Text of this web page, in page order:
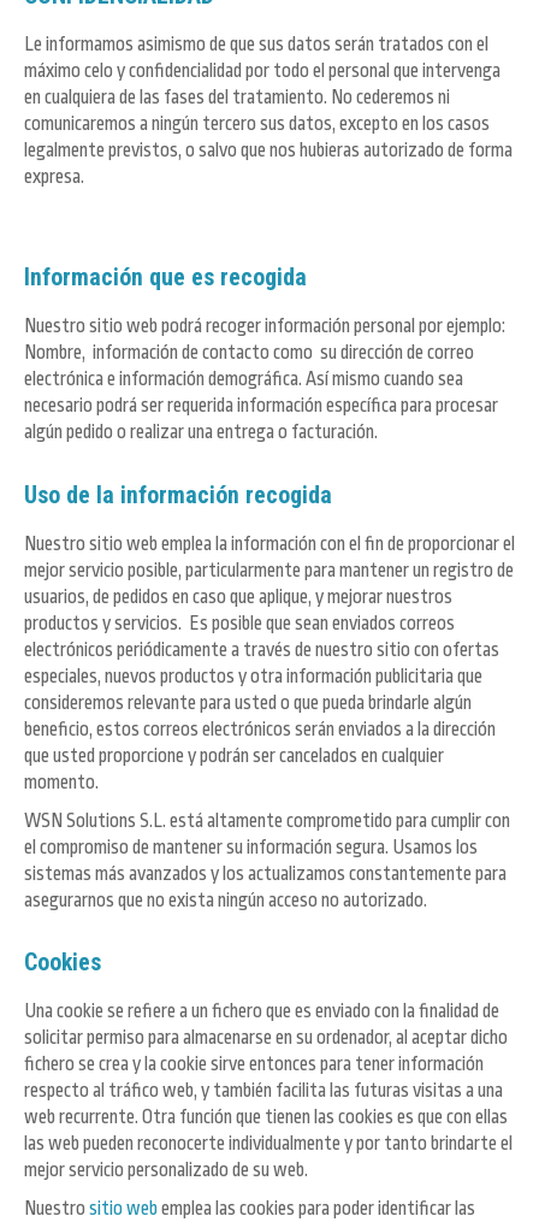
Le informamos asimismo de que sus datos serán tratados con el
máximo celo y confidencialidad por todo el personal que intervenga
en cualquiera de las fases del tratamiento. No cederemos ni
comunicaremos a ningún tercero sus datos, excepto en los casos
legalmente previstos, o salvo que nos hubieras autorizado de forma
expresa.
Información que es recogida
Nuestro sitio web podrá recoger información personal por ejemplo:
Nombre, información de contacto como su dirección de correo
electrónica e información demográfica. Así mismo cuando sea
necesario podrá ser requerida información específica para procesar
algún pedido o realizar una entrega o facturación.
Uso de la información recogida
Nuestro sitio web emplea la información con el fin de proporcionar el
mejor servicio posible, particularmente para mantener un registro de
usuarios, de pedidos en caso que aplique, y mejorar nuestros
productos y servicios. Es posible que sean enviados correos
electrónicos periódicamente a través de nuestro sitio con ofertas
especiales, nuevos productos y otra información publicitaria que
consideremos relevante para usted o que pueda brindarle algún
beneficio, estos correos electrónicos serán enviados a la dirección
que usted proporcione y podrán ser cancelados en cualquier
momento.
WSN Solutions S.L. está altamente comprometido para cumplir con
el compromiso de mantener su información segura. Usamos los
sistemas más avanzados y los actualizamos constantemente para
asegurarnos que no exista ningún acceso no autorizado.
Cookies
Una cookie se refiere a un fichero que es enviado con la finalidad de
solicitar permiso para almacenarse en su ordenador, al aceptar dicho
fichero se crea y la cookie sirve entonces para tener información
respecto al tráfico web, y también facilita las futuras visitas a una
web recurrente. Otra función que tienen las cookies es que con ellas
las web pueden reconocerte individualmente y por tanto brindarte el
mejor servicio personalizado de su web.
Nuestro sitio webemplea las cookies para poder identificar las